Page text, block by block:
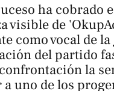
ha cobrado
visible de
como vocal de
del partido
la
uno de los